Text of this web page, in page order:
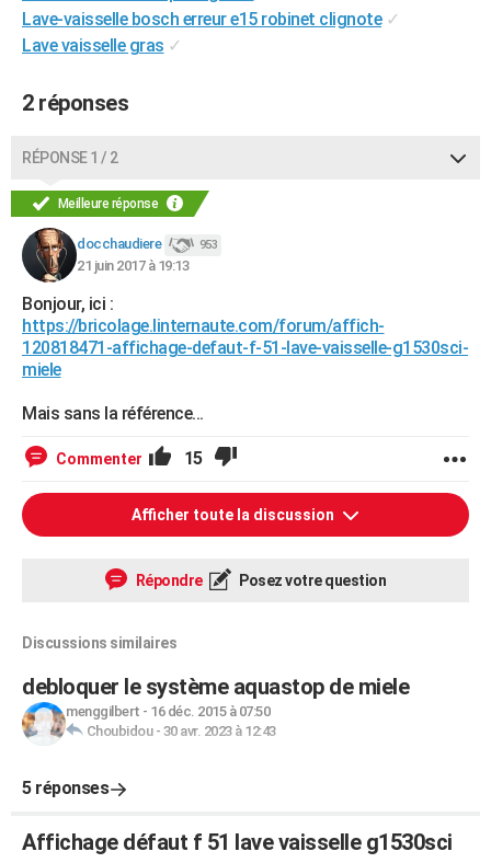
Destinations
City break
Voyage nature
Voyage de noces
Forum
Climat
+PHOTO
BONS PLANS
CARTE DE VOEUX
Carte de Noël
Carte Bonne année
Carte Saint-Valentin
Carte Pâques
Carte d'anniversaire
DICTIONNAIRE
Dictionnaire
Biographies
Citations
Expressions
Proverbes
PROGRAMME TV
S'inscrire
Se connecter
Lycées
Collèges
Primaires
Universités
Entreprises
Service militaire
Avis de recherche
AVIS DE DÉCÈS
FORUM
Bricolage
Lifestyle
Culture
Sport
Auto
Television
Voyage
Cinema
Lave-vaisselle bosch erreur e15 robinet clignote ✓
Lave vaisselle gras ✓
2 réponses
RÉPONSE 1 / 2
Meilleure réponse
docchaudiere 953
21 juin 2017 à 19:13
Bonjour, ici :
https://bricolage.linternaute.com/forum/affich-
120818471-affichage-defaut-f-51-lave-vaisselle-g1530sci-
miele
Mais sans la référence...
Commenter 15
Afficher toute la discussion
Répondre Posez votre question
Discussions similaires
debloquer le système aquastop de miele
menggilbert - 16 déc. 2015 à 07:50
Choubidou- 30 avr. 2023 à 12:43
5 réponses
Affichage défaut f 51 lave vaisselle g1530sci